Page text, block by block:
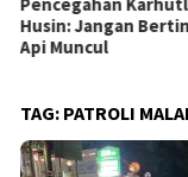
Husin: Jangan
Api Muncul
TAG: PATROLI